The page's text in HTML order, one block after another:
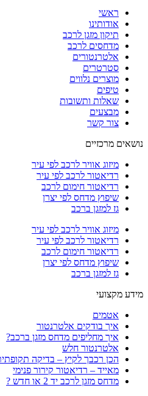
ראשי
אודותינו
תיקון מזגן לרכב
מדחסים לרכב
אלטרנטורים
סטרטרים
מוצרים נלווים
טיפים
שאלות ותשובות
מבצעים
צור קשר
נושאים מרכזיים
מיזוג אוויר לרכב לפי עיר
רדיאטור לרכב לפי עיר
רדיאטור חימום לרכב
שיפוץ מדחס לפי יצרן
גז למזגן ברכב
מיזוג אוויר לרכב לפי עיר
רדיאטור לרכב לפי עיר
רדיאטור חימום לרכב
שיפוץ מדחס לפי יצרן
גז למזגן ברכב
מידע מקצועי
אטמים
איך בודקים אלטרנטור
איך מחליפים מדחס מזגן ברכב?
אלטרנטור חלש
הכן רכבך לקיץ – בדיקה תקופתית
מאייד – רדיאטור קירור פנימי
מדחס מזגן לרכב יד 2 או חדש ?